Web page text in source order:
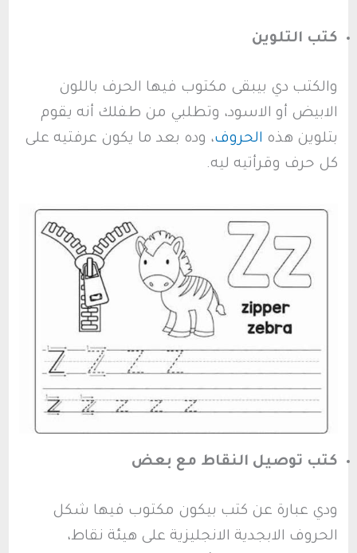
كتب التلوين
والكتب دي بيبقى مكتوب فيها الحرف باللون
الابيض أو الاسود، وتطلبي من طفلك أنه يقوم
بتلوين هذه الحروف، وده بعد ما يكون عرفتيه على
كل حرف وقرأتيه ليه.
كتب توصيل النقاط مع بعض
ودي عبارة عن كتب بيكون مكتوب فيها شكل
الحروف الابجدية الانجليزية على هيئة نقاط،